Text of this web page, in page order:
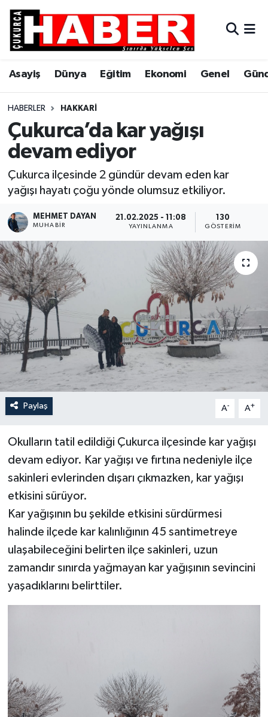
Asayiş Dünya Eğitim Ekonomi Genel
HABERLER HAKKARI
Çukurca’da kar yağışı
devam ediyor
Çukurca ilçesinde 2 gündür devam eden kar
yağışı hayatı çoğu yönde olumsuz etkiliyor.
MEHMET DAYAN
MUHABIR
21.02.2025 - 11:08
YAYINLANMA
130
GÖSTERIM
Paylaş A- A+
Okulların tatil edildiği Çukurca ilçesinde kar yağışı
devam ediyor. Kar yağışı ve fırtına nedeniyle ilçe
sakinleri evlerinden dışarı çıkmazken, kar yağışı
etkisini sürüyor.
Kar yağışının bu şekilde etkisini sürdürmesi
halinde ilçede kar kalınlığının 45 santimetreye
ulaşabileceğini belirten ilçe sakinleri, uzun
zamandır sınırda yağmayan kar yağışının sevincini
yaşadıklarını belirttiler.
Asayiş
Dünya
Eğitim
Ekonomi
Gündem
Hakkari
Siyaset
Son Dakika
Teknoloji
Yaşam
Hava Durumu
Trafik Durumu
Süper Lig Puan Durumu ve Fikstür
Tüm Manşetler
Haber Arşivi